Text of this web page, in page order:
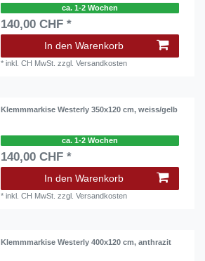
ca. 1-2 Wochen
140,00 CHF *
In den Warenkorb
*inkl. CH MwSt. zzgl.Versandkosten
Klemmmarkise Westerly 350x120 cm, weiss/gelb
ca. 1-2 Wochen
140,00 CHF *
In den Warenkorb
*inkl. CH MwSt. zzgl.Versandkosten
Klemmmarkise Westerly 400x120 cm, anthrazit